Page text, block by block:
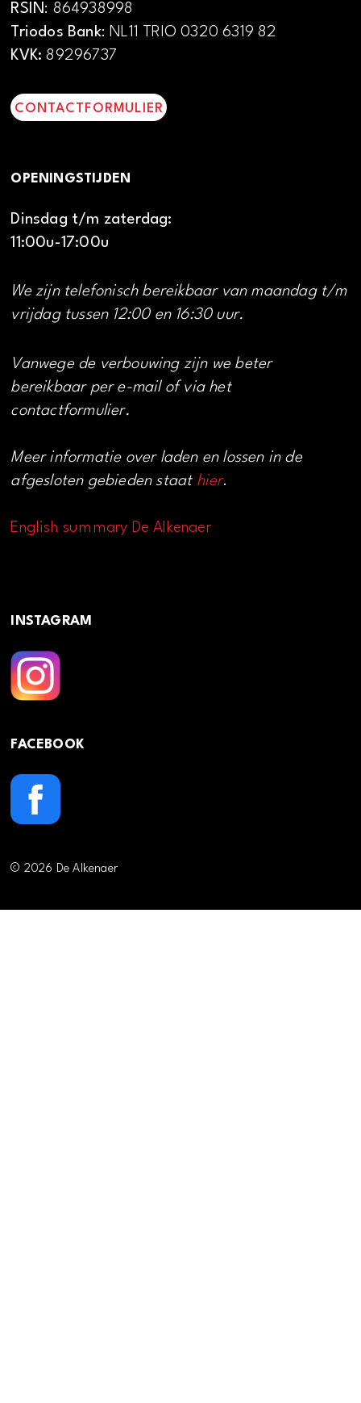
RSIN: 864938998
Triodos Bank: NL11 TRIO 0320 6319 82
KVK: 89296737
CONTACTFORMULIER
OPENINGSTIJDEN
Dinsdag t/m zaterdag:
11:00u-17:00u
We zijn telefonisch bereikbaar van maandag t/m
vrijdag tussen 12:00 en 16:30 uur.
Vanwege de verbouwing zijn we beter
bereikbaar per e-mail of via het
contactformulier.
Meer informatie over laden en lossen in de
afgesloten gebieden staat hier.
English summary De Alkenaer
INSTAGRAM
FACEBOOK
© 2026 De Alkenaer